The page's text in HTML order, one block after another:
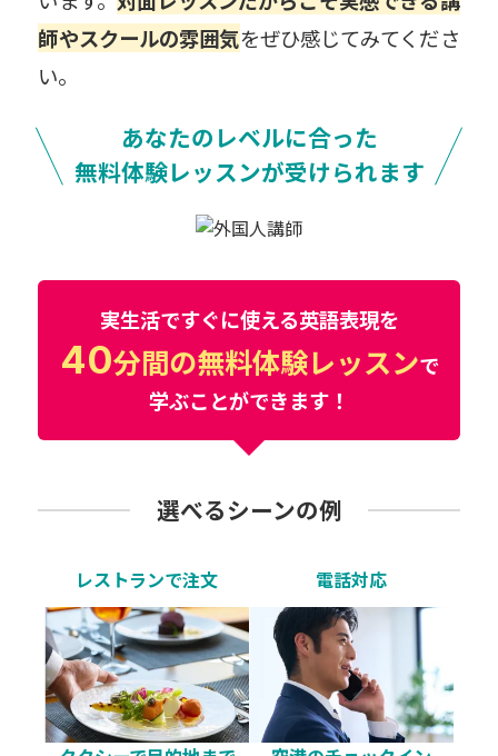
師やスクールの雰囲気をぜひ感じてみてくださ
い。
あなたのレベルに合った
無料体験レッスンが受けられます
実生活ですぐに使える英語表現を
40分間の無料体験レッスンで
学ぶことができます！
選べるシーンの例
レストランで注文 電話対応